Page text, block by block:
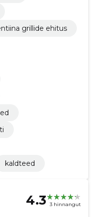
grillide ehitus
kaldteed
4.3 3 hinnangut